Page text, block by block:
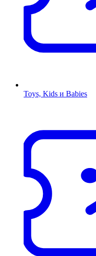
Toys, Kids и Babies